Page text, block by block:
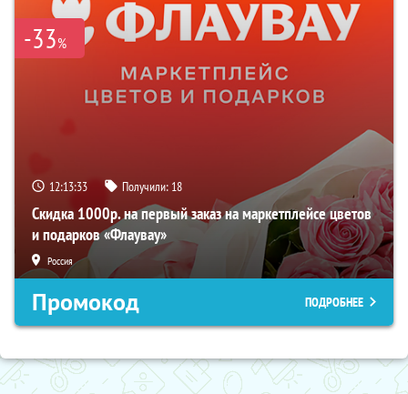
-33%
12:13:32 Получили: 18
Скидка 1000р. на первый заказ на маркетплейсе цветов
и подарков «Флаувау»
Россия
Промокод ПОДРОБНЕЕ